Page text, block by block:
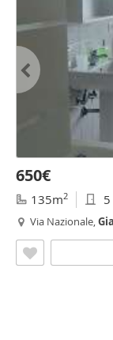
650€
135m2
Via Nazionale,